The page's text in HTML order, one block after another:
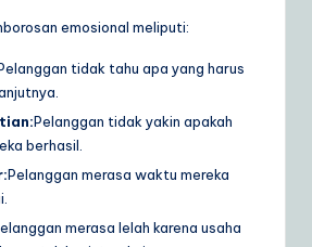
emosional meliputi:
tidak tahu apa yang harus
Pelanggan tidak yakin apakah
berhasil.
Pelanggan merasa waktu mereka
merasa lelah karena usaha